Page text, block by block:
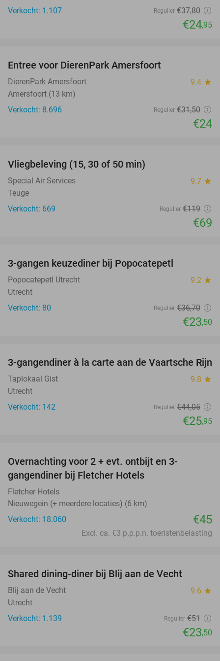
Verkocht: 1.107
Regulier €37,80
€24,95
Entree voor DierenPark Amersfoort
DierenPark Amersfoort 9.4 star
Amersfoort (13 km)
Verkocht: 8.696
Regulier €31,50
€24
Vliegbeleving (15, 30 of 50 min)
Special Air Services 9.7 star
Teuge
Verkocht: 669
Regulier €119
€69
3-gangen keuzediner bij Popocatepetl
Popocatepetl Utrecht 9.2 star
Utrecht
Verkocht: 80
Regulier €36,70
€23,50
41%
3-gangendiner à la carte aan de Vaartsche Rijn
Taplokaal Gist 9.8 star
Utrecht
Verkocht: 142
Regulier €44,05
€25,95
Overnachting voor 2 + evt. ontbijt en 3-
gangendiner bij Fletcher Hotels
Fletcher Hotels
Nieuwegein (+ meerdere locaties) (6 km)
Verkocht: 18.060
€45
Excl. ca. €3 p.p.p.n. toeristenbelasting
Shared dining-diner bij Blij aan de Vecht
Blij aan de Vecht 9.6 star
Utrecht
Verkocht: 1.139
Regulier €51
€23,50